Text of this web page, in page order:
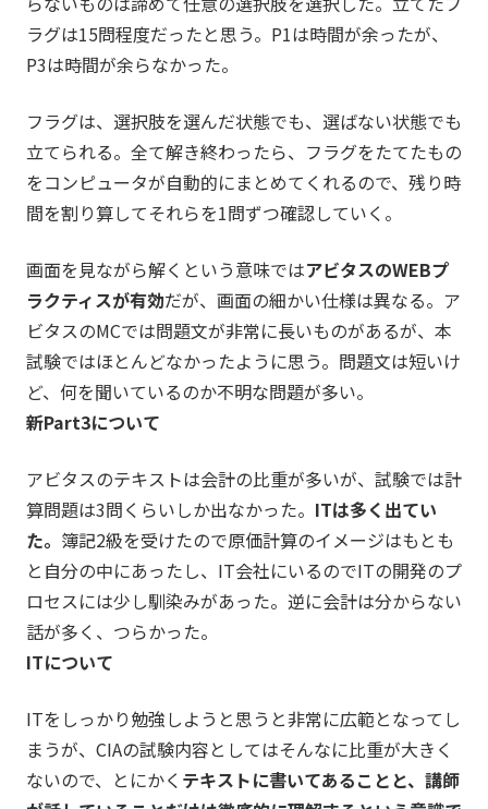
ラグは15問程度だったと思う。P1は時間が余ったが、
P3は時間が余らなかった。
フラグは、選択肢を選んだ状態でも、選ばない状態でも
立てられる。全て解き終わったら、フラグをたてたもの
をコンピュータが自動的にまとめてくれるので、残り時
間を割り算してそれらを1問ずつ確認していく。
画面を見ながら解くという意味ではアビタスのWEBプ
ラクティスが有効だが、画面の細かい仕様は異なる。ア
ビタスのMCでは問題文が非常に長いものがあるが、本
試験ではほとんどなかったように思う。問題文は短いけ
ど、何を聞いているのか不明な問題が多い。
新Part3について
アビタスのテキストは会計の比重が多いが、試験では計
算問題は3問くらいしか出なかった。 ITは多く出てい
た。 簿記2級を受けたので原価計算のイメージはもとも
と自分の中にあったし、IT会社にいるのでITの開発のプ
ロセスには少し馴染みがあった。逆に会計は分からない
話が多く、つらかった。
ITについて
ITをしっかり勉強しようと思うと非常に広範となってし
まうが、CIAの試験内容としてはそんなに比重が大きく
ないので、とにかく テキストに書いてあることと、講師